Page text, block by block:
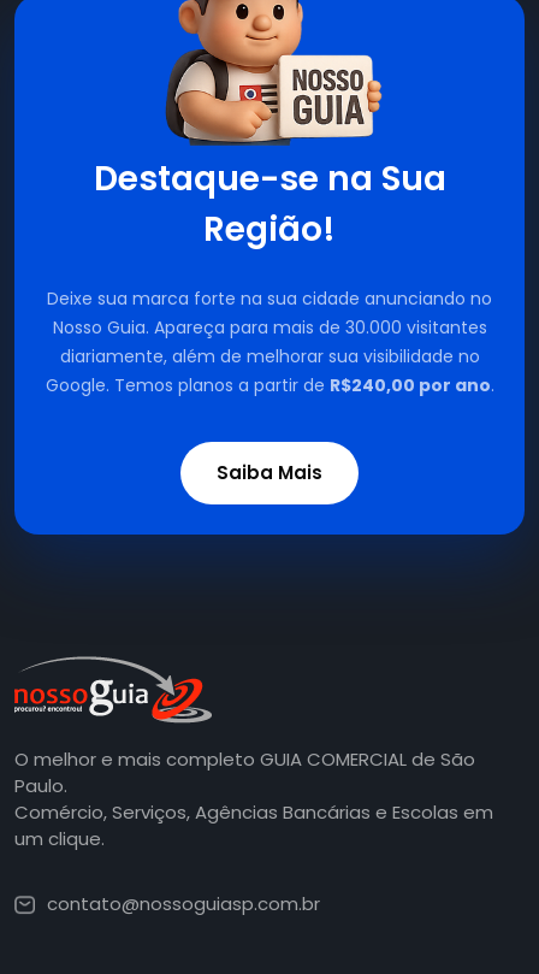
Destaque-se na Sua
Região!
Deixe sua marca forte na sua cidade anunciando no
Nosso Guia. Apareça para mais de 30.000 visitantes
diariamente, além de melhorar sua visibilidade no
Google. Temos planos a partir de R$240,00 por ano.
Saiba Mais
O melhor e mais completo GUIA COMERCIAL de São
Paulo.
Comércio, Serviços, Agências Bancárias e Escolas em
um clique.
contato@nossoguiasp.com.br